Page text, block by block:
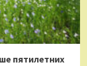
пятилетних